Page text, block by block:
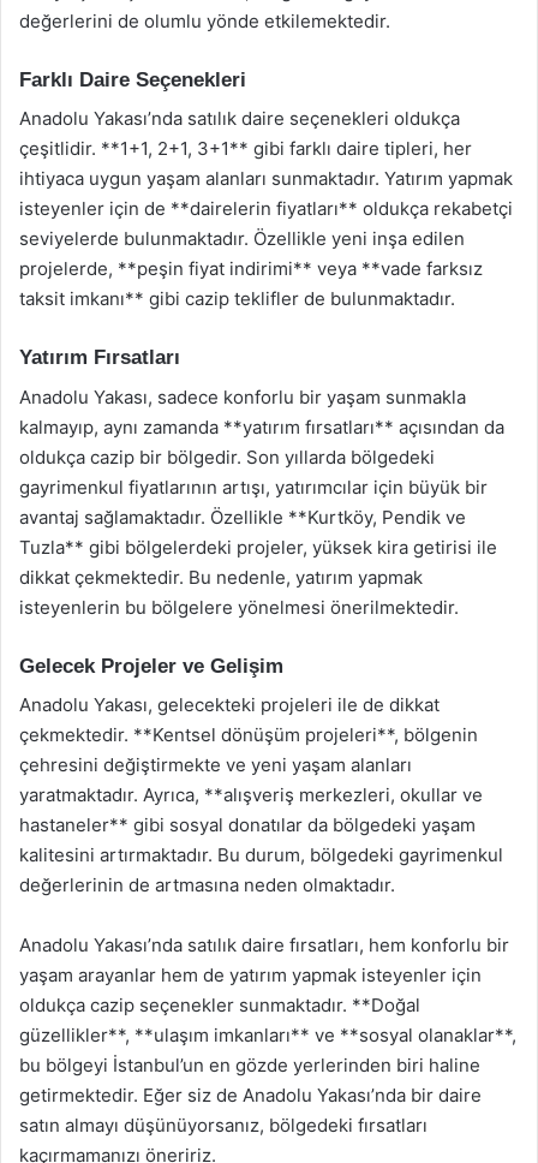
değerlerini de olumlu yönde etkilemektedir.
Farklı Daire Seçenekleri
Anadolu Yakası’nda satılık daire seçenekleri oldukça
çeşitlidir. **1+1, 2+1, 3+1** gibi farklı daire tipleri, her
ihtiyaca uygun yaşam alanları sunmaktadır. Yatırım yapmak
isteyenler için de **dairelerin fiyatları** oldukça rekabetçi
seviyelerde bulunmaktadır. Özellikle yeni inşa edilen
projelerde, **peşin fiyat indirimi** veya **vade farksız
taksit imkanı** gibi cazip teklifler de bulunmaktadır.
Yatırım Fırsatları
Anadolu Yakası, sadece konforlu bir yaşam sunmakla
kalmayıp, aynı zamanda **yatırım fırsatları** açısından da
oldukça cazip bir bölgedir. Son yıllarda bölgedeki
gayrimenkul fiyatlarının artışı, yatırımcılar için büyük bir
avantaj sağlamaktadır. Özellikle **Kurtköy, Pendik ve
Tuzla** gibi bölgelerdeki projeler, yüksek kira getirisi ile
dikkat çekmektedir. Bu nedenle, yatırım yapmak
isteyenlerin bu bölgelere yönelmesi önerilmektedir.
Gelecek Projeler ve Gelişim
Anadolu Yakası, gelecekteki projeleri ile de dikkat
çekmektedir. **Kentsel dönüşüm projeleri**, bölgenin
çehresini değiştirmekte ve yeni yaşam alanları
yaratmaktadır. Ayrıca, **alışveriş merkezleri, okullar ve
hastaneler** gibi sosyal donatılar da bölgedeki yaşam
kalitesini artırmaktadır. Bu durum, bölgedeki gayrimenkul
değerlerinin de artmasına neden olmaktadır.
Anadolu Yakası’nda satılık daire fırsatları, hem konforlu bir
yaşam arayanlar hem de yatırım yapmak isteyenler için
oldukça cazip seçenekler sunmaktadır. **Doğal
güzellikler**, **ulaşım imkanları** ve **sosyal olanaklar**,
bu bölgeyi İstanbul’un en gözde yerlerinden biri haline
getirmektedir. Eğer siz de Anadolu Yakası’nda bir daire
satın almayı düşünüyorsanız, bölgedeki fırsatları
kaçırmamanızı öneririz.